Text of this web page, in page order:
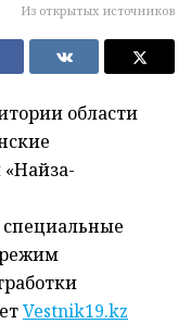
Из открытых источников
области
Vestnik19.kz